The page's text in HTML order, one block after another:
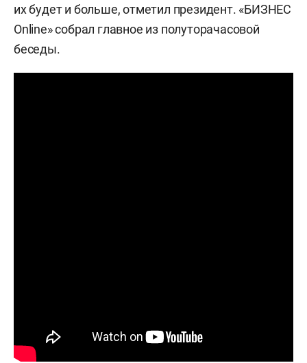
их будет и больше, отметил президент. «БИЗНЕС
Online» собрал главное из полуторачасовой
беседы.